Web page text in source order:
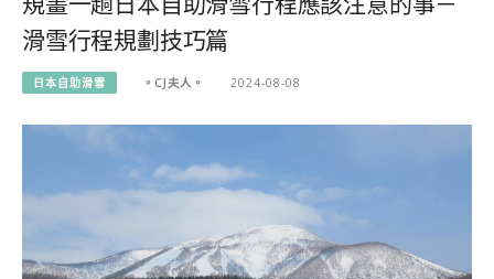
滑雪行程規劃技巧篇
日本自助滑雪 。CJ夫人。 2024-08-08